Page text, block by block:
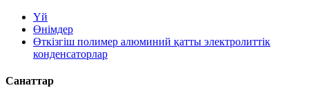
Үй
Өнімдер
Өткізгіш полимер алюминий қатты электролиттік
конденсаторлар
Санаттар